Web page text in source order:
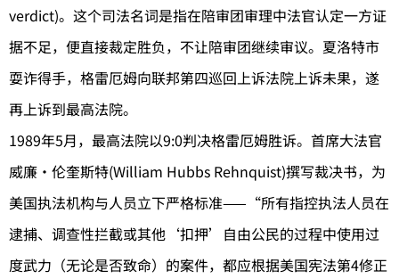
verdict)。这个司法名词是指在陪审团审理中法官认定一方证
据不足，便直接裁定胜负，不让陪审团继续审议。夏洛特市
耍诈得手，格雷厄姆向联邦第四巡回上诉法院上诉未果，遂
再上诉到最高法院。
1989年5月，最高法院以9:0判决格雷厄姆胜诉。首席大法官
威廉·伦奎斯特(William Hubbs Rehnquist)撰写裁决书，为
美国执法机构与人员立下严格标准——“所有指控执法人员在
逮捕、调查性拦截或其他‘扣押’自由公民的过程中使用过
度武力（无论是否致命）的案件，都应根据美国宪法第4修正